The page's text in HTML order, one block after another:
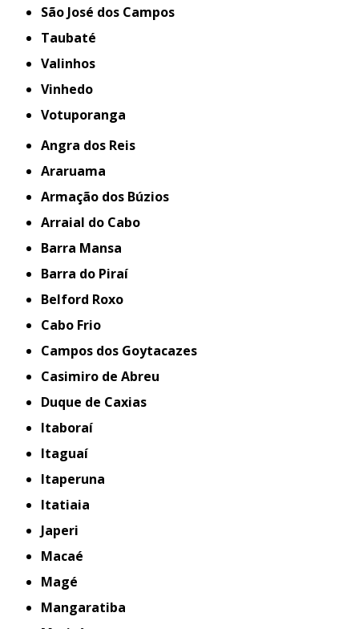
São José dos Campos
Taubaté
Valinhos
Vinhedo
Votuporanga
Angra dos Reis
Araruama
Armação dos Búzios
Arraial do Cabo
Barra Mansa
Barra do Piraí
Belford Roxo
Cabo Frio
Campos dos Goytacazes
Casimiro de Abreu
Duque de Caxias
Itaboraí
Itaguaí
Itaperuna
Itatiaia
Japeri
Macaé
Magé
Mangaratiba